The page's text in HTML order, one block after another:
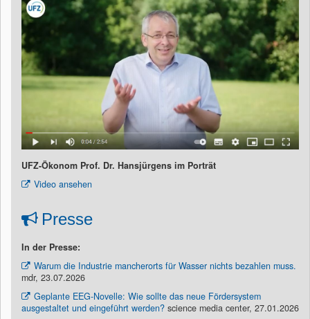
UFZ-Ökonom Prof. Dr. Hansjürgens im Porträt
Video ansehen
Presse
In der Presse:
Warum die Industrie mancherorts für Wasser nichts bezahlen muss.
mdr, 23.07.2026
Geplante EEG-Novelle: Wie sollte das neue Fördersystem
ausgestaltet und eingeführt werden? science media center, 27.01.2026